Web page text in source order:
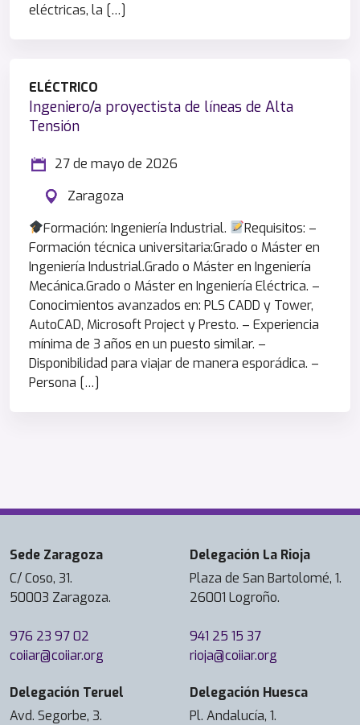
eléctricas, la […]
ELÉCTRICO
Ingeniero/a proyectista de líneas de Alta
Tensión
27 de mayo de 2026
Zaragoza
Formación: Ingeniería Industrial.
Requisitos: –
Formación técnica universitaria:Grado o Máster en
Ingeniería Industrial.Grado o Máster en Ingeniería
Mecánica.Grado o Máster en Ingeniería Eléctrica. –
Conocimientos avanzados en: PLS CADD y Tower,
AutoCAD, Microsoft Project y Presto. – Experiencia
mínima de 3 años en un puesto similar. –
Disponibilidad para viajar de manera esporádica. –
Persona […]
Sede Zaragoza
C/ Coso, 31.
50003 Zaragoza.
976 23 97 02
coiiar@coiiar.org
Delegación La Rioja
Plaza de San Bartolomé, 1.
26001 Logroño.
941 25 15 37
rioja@coiiar.org
Delegación Teruel
Avd. Segorbe, 3.
Delegación Huesca
Pl. Andalucía, 1.